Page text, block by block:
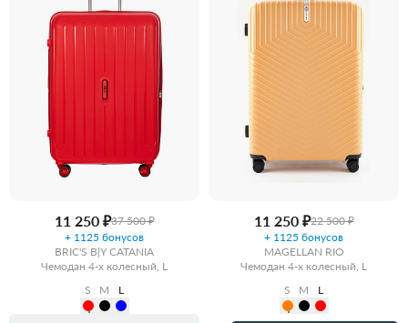
11 250 ₽37 500 ₽
+ 1125 бонусов
BRIC'S B|Y CATANIA
Чемодан 4-х колесный, L
S
M L
11 250 ₽22 500 ₽
+ 1125 бонусов
MAGELLAN RIO
Чемодан 4-х колесный, L
S
M L